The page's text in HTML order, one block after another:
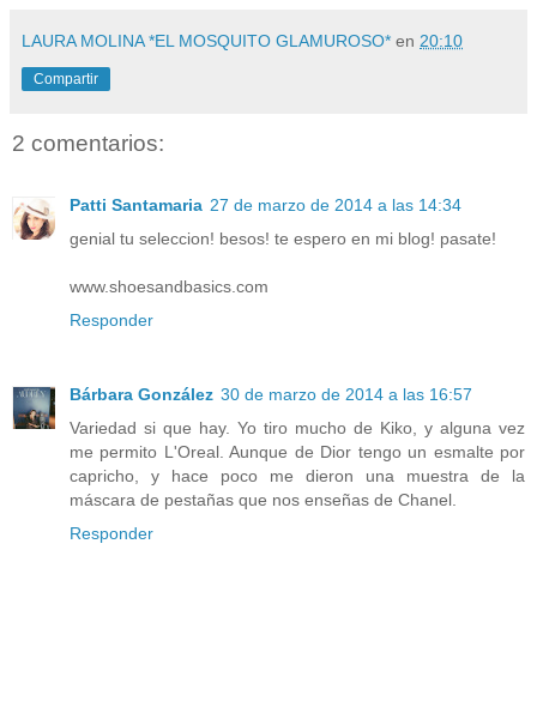
LAURA MOLINA *EL MOSQUITO GLAMUROSO* en 20:10
Compartir
2 comentarios:
Patti Santamaria 27 de marzo de 2014 a las 14:34
genial tu seleccion! besos! te espero en mi blog! pasate!
www.shoesandbasics.com
Responder
Bárbara González 30 de marzo de 2014 a las 16:57
Variedad si que hay. Yo tiro mucho de Kiko, y alguna vez
me permito L'Oreal. Aunque de Dior tengo un esmalte por
capricho, y hace poco me dieron una muestra de la
máscara de pestañas que nos enseñas de Chanel.
Responder